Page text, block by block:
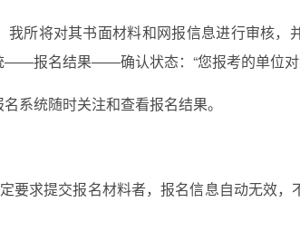
我所将对其书面材料和网报信息进行审核，
报名结果――确认状态：“您报考的单位对
系统随时关注和查看报名结果。
要求提交报名材料者，报名信息自动无效，